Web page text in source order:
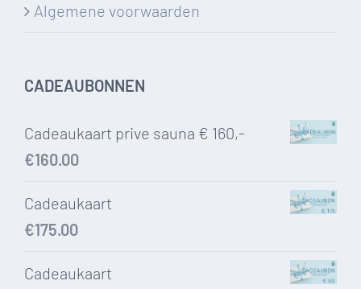
Algemene voorwaarden
CADEAUBONNEN
Cadeaukaart prive sauna € 160,-
€160.00
Cadeaukaart
€175.00
Cadeaukaart